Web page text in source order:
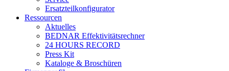
Ersatzteilkonfigurator
Ressourcen
Aktuelles
BEDNAR Effektivitätsrechner
24 HOURS RECORD
Press Kit
Kataloge & Broschüren